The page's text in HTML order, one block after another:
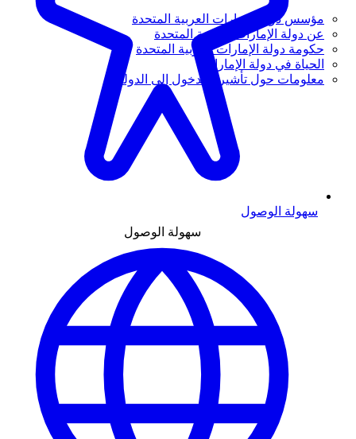
مؤسس دولة الإمارات العربية المتحدة
عن دولة الإمارات العربية المتحدة
حكومة دولة الإمارات العربية المتحدة
الحياة في دولة الإمارات
معلومات حول تأشيرة الدخول إلى الدولة
سهولة الوصول
سهولة الوصول